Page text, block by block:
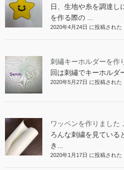
日、生地や糸を調達し
を作る際の ...
2020年4月24日 に投稿された
刺繡キーホルダーを作
回は刺繡でキーホルダ
2020年5月27日 に投稿された
ワッペンを作りました
ろんな刺繍を見ている
き...
2020年1月17日 に投稿された